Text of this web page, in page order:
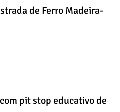
de Ferro Madeira-
pit stop educativo de